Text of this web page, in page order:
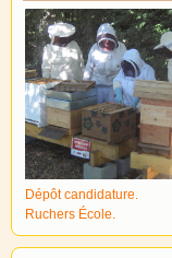
Dépôt candidature.
Ruchers École.